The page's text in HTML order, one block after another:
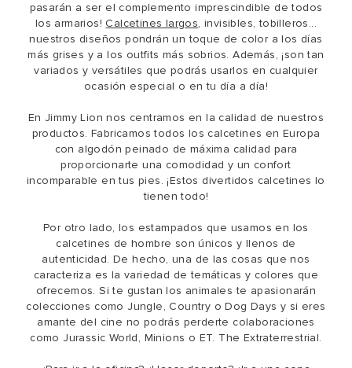
pasarán a ser el complemento imprescindible de todos
los armarios!Calcetines largos, invisibles, tobilleros...
nuestros diseños pondrán un toque de color a los días
más grises y a los outfits más sobrios. Además, ¡son tan
variados y versátiles que podrás usarlos en cualquier
ocasión especial o en tu día a día!
En Jimmy Lion nos centramos en la calidad de nuestros
productos. Fabricamos todos los calcetines en Europa
con algodón peinado de máxima calidad para
proporcionarte una comodidad y un confort
incomparable en tus pies. ¡Estos divertidos calcetines lo
tienen todo!
Por otro lado, los estampados que usamos en los
calcetines de hombre son únicos y llenos de
autenticidad. De hecho, una de las cosas que nos
caracteriza es la variedad de temáticas y colores que
ofrecemos. Si te gustan los animales te apasionarán
colecciones como Jungle, Country o Dog Days y si eres
amante del cine no podrás perderte colaboraciones
como Jurassic World, Minions o ET. The Extraterrestrial.